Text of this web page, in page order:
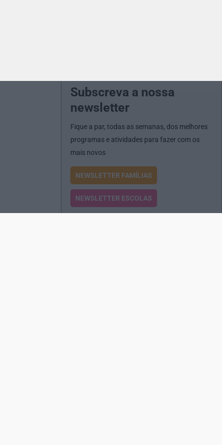
Subscreva a nossa
newsletter
Fique a par, todas as semanas, dos melhores
programas e atividades para fazer com os
mais novos
NEWSLETTER FAMÍLIAS
NEWSLETTER ESCOLAS